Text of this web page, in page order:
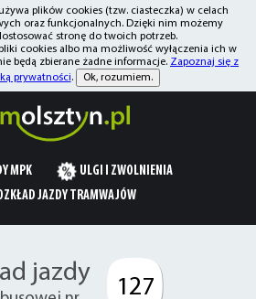
plików cookies (tzw. ciasteczka) w celach
oraz funkcjonalnych. Dzięki nim możemy
stronę do twoich potrzeb.
cookies albo ma możliwość wyłączenia ich w
będą zbierane żadne informacje. Zapoznaj się z
prywatności. Ok, rozumiem.
MPK
ULGI I ZWOLNIENIA
JAZDY TRAMWAJÓW
jazdy
127